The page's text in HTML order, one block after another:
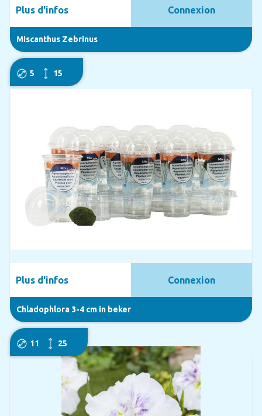
Miscanthus Zebrinus
Plus d'infos Connexion
5 15
Chladophlora 3-4 cm in beker
Plus d'infos Connexion
11 25